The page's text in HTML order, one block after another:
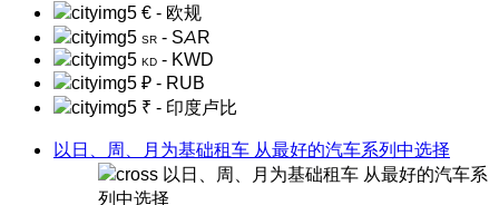
€ - 欧规
SR - SAR
KD - KWD
₽ - RUB
₹ - 印度卢比
以日、周、月为基础租车 从最好的汽车系列中选择
以日、周、月为基础租车 从最好的汽车系
列中选择